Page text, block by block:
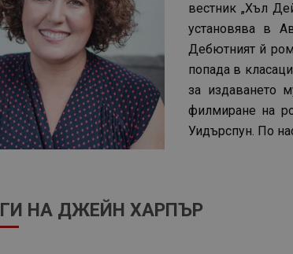
вестник „Хъл
установява в
Дебютният й
попада в
за издаването
филмиране на
Уидърспун. По
НА ДЖЕЙН ХАРПЪР